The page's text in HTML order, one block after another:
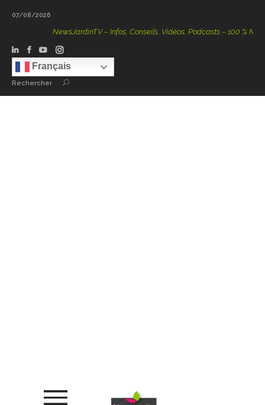
07/08/2026
NewsJardinTV – Infos, Conseils, Vidéos, Podcasts – 100 % Nature
Français
Rechercher